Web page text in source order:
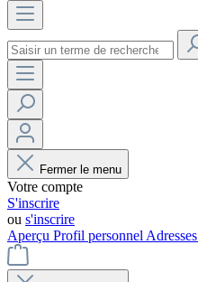
Fermer le menu
Votre compte
S'inscrire
ou s'inscrire
Aperçu Profil personnel Adresses